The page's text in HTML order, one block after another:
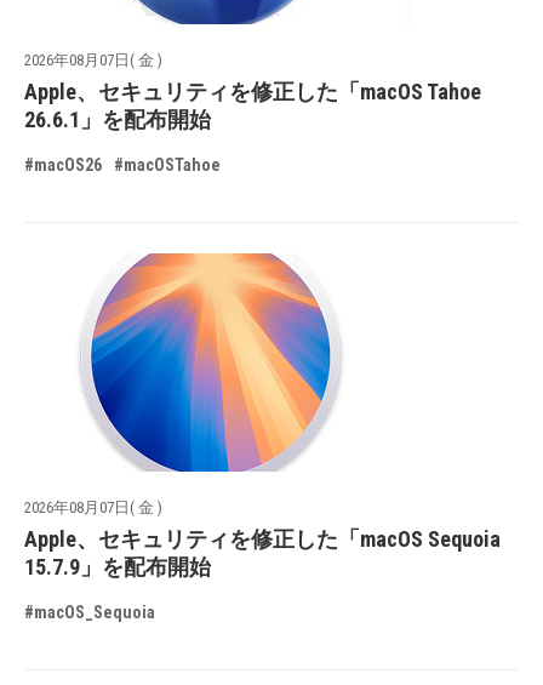
2026年08月07日( 金 )
Apple、セキュリティを修正した「macOS Tahoe
26.6.1」を配布開始
#macOS26 #macOSTahoe
2026年08月07日( 金 )
Apple、セキュリティを修正した「macOS Sequoia
15.7.9」を配布開始
#macOS_Sequoia